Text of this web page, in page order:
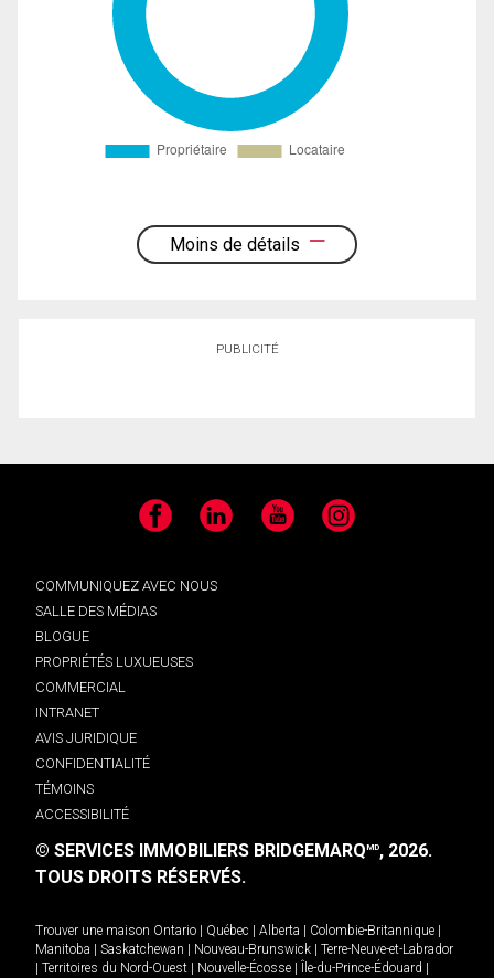
Moins de détails
PUBLICITÉ
Facebook LinkedIn YouTube Instagram
COMMUNIQUEZ AVEC NOUS
SALLE DES MÉDIAS
BLOGUE
PROPRIÉTÉS LUXUEUSES
COMMERCIAL
INTRANET
AVIS JURIDIQUE
CONFIDENTIALITÉ
TÉMOINS
ACCESSIBILITÉ
© SERVICES IMMOBILIERS BRIDGEMARQMD, 2026.
TOUS DROITS RÉSERVÉS.
Trouver une maison Ontario Québec Alberta Colombie-Britannique
Manitoba
Saskatchewan Nouveau-Brunswick
Terre-Neuve-et-Labrador
Territoires du Nord-Ouest Nouvelle-Écosse Île-du-Prince-Édouard